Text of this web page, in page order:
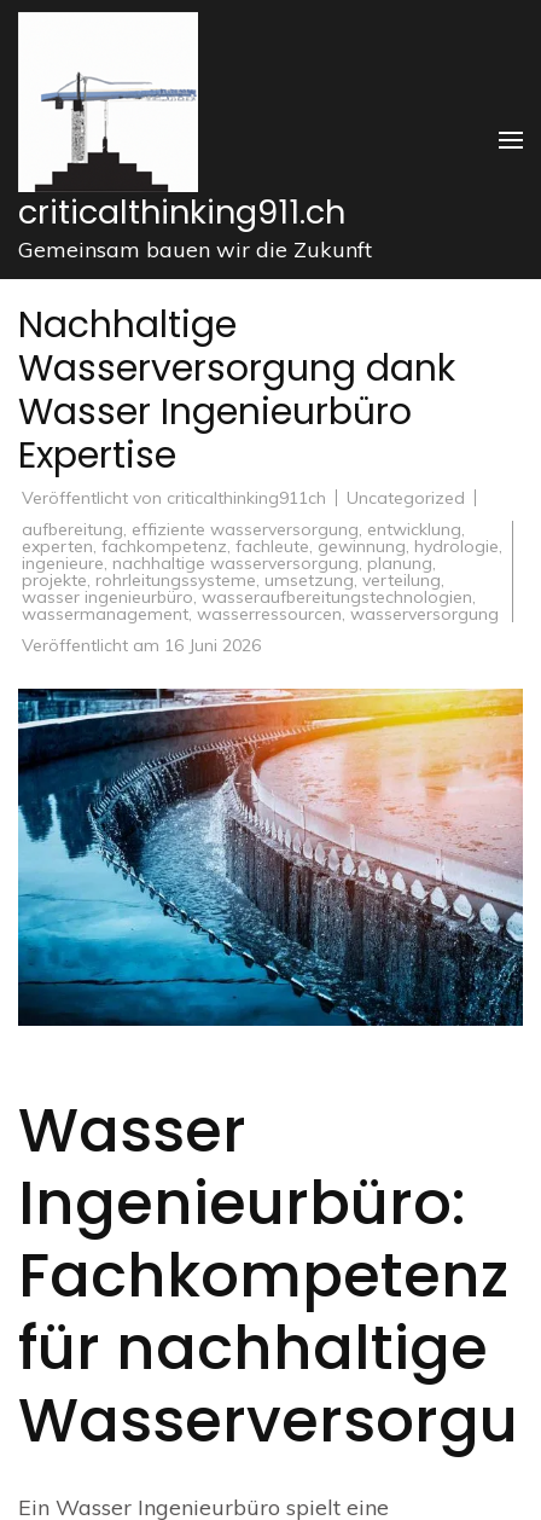
Zum
springen
drücken)
criticalthinking911.ch
Gemeinsam bauen wir die Zukunft
Nachhaltige
Wasserversorgung dank
Wasser Ingenieurbüro
Expertise
Veröffentlicht von criticalthinking911ch
Uncategorized
aufbereitung, effiziente wasserversorgung, entwicklung,
experten, fachkompetenz, fachleute, gewinnung, hydrologie,
ingenieure, nachhaltige wasserversorgung, planung,
projekte, rohrleitungssysteme, umsetzung, verteilung,
wasser ingenieurbüro,wasseraufbereitungstechnologien,
wassermanagement, wasserressourcen, wasserversorgung
Veröffentlicht am 16 Juni 2026
Wasser
Ingenieurbüro:
Fachkompetenz
für nachhaltige
Ein Wasser Ingenieurbüro spielt eine